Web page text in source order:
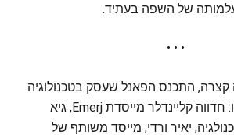
של השפה בעתיד.
• • •
התכנס הפאנל שעסק בטכנולוגיה
ועסקים בו השתתפו: חדווה קליינדלר מייסדת Emerj, גיא
יאיר ורדי, מייסד משותף של